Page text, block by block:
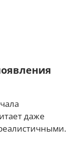
даже